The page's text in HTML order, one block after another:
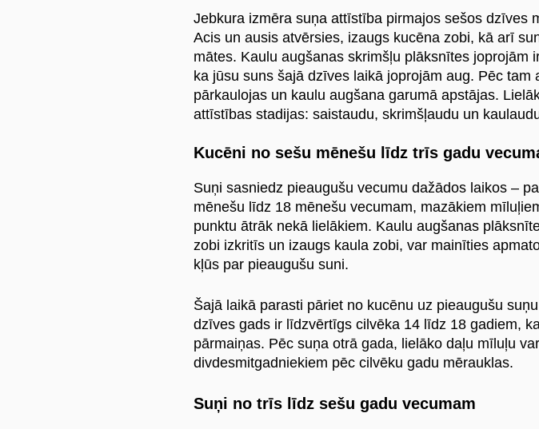
Jebkura izmēra suņa attīstība pirmajos sešos dzīves
Acis un ausis atvērsies, izaugs kucēna zobi, kā arī
mātes. Kaulu augšanas skrimšļu plāksnītes joprojām
ka jūsu suns šajā dzīves laikā joprojām aug. Pēc tam
pārkaulojas un kaulu augšana garumā apstājas.
attīstības stadijas: saistaudu, skrimšļaudu un
Kucēni no sešu mēnešu līdz trīs gadu
Suņi sasniedz pieaugušu vecumu dažādos laikos –
mēnešu līdz 18 mēnešu vecumam, mazākiem
punktu ātrāk nekā lielākiem. Kaulu augšanas
zobi izkritīs un izaugs kaula zobi, var mainīties
kļūs par pieaugušu suni.
Šajā laikā parasti pāriet no kucēnu uz pieaugušu
dzīves gads ir līdzvērtīgs cilvēka 14 līdz 18 gadiem,
pārmaiņas. Pēc suņa otrā gada, lielāko daļu mīluļu
divdesmitgadniekiem pēc cilvēku gadu mērauklas.
Suņi no trīs līdz sešu gadu vecumam